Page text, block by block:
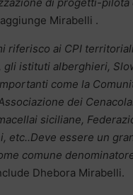
di progetti-
aggiunge Mirabelli .
riferisco ai CPI
gli istituti alberghieri,
come la
dei
siciliane,
etc..Deve essere un
comune
Dhebora Mirabelli.